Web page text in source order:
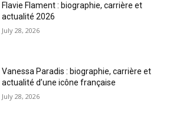
Flavie Flament : biographie, carrière et
actualité 2026
July 28, 2026
Vanessa Paradis : biographie, carrière et
actualité d’une icône française
July 28, 2026